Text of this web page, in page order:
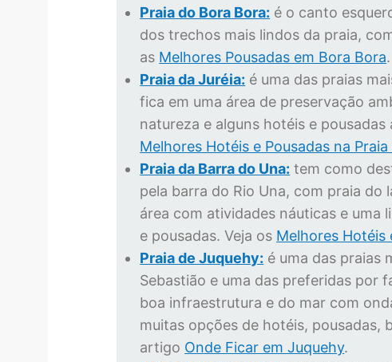
Praia do Bora Bora: é o canto
dos trechos mais lindos da praia,
as Melhores Pousadas em Bora Bora.
Praia da Juréia: é uma das praias
fica em uma área de preservação
natureza e alguns hotéis e
Melhores Hotéis e Pousadas na
Praia da Barra do Una: tem como
pela barra do Rio Una, com praia do
área com atividades náuticas e uma
e pousadas. Veja os Melhores Hotéis
Praia de Juquehy: é uma das praias
Sebastião e uma das preferidas por
boa infraestrutura e do mar com
muitas opções de hotéis, pousadas,
artigo Onde Ficar em Juquehy.